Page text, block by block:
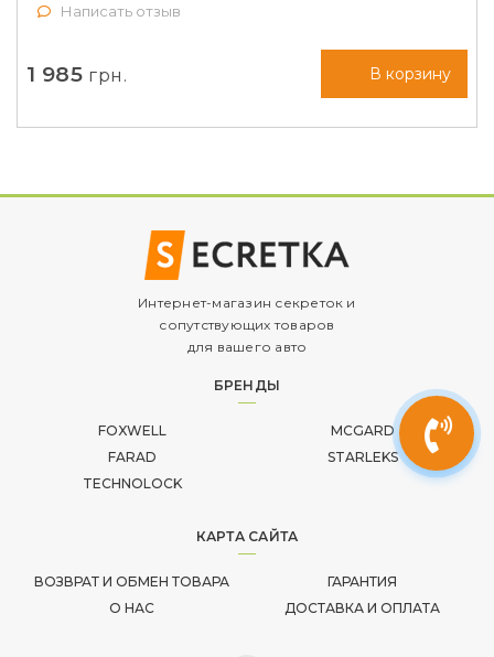
Написать отзыв
1 985 грн. В корзину
Интернет-магазин секреток и
сопутствующих товаров
для вашего авто
БРЕНДЫ
FOXWELL
MCGARD
FARAD
STARLEKS
TECHNOLOCK
КАРТА САЙТА
ВОЗВРАТ И ОБМЕН ТОВАРА
ГАРАНТИЯ
О НАС
ДОСТАВКА И ОПЛАТА